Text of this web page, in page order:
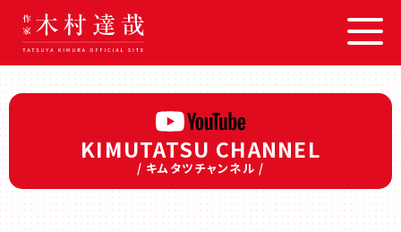
KIMUTATSU CHANNEL
/ キムタツチャンネル /